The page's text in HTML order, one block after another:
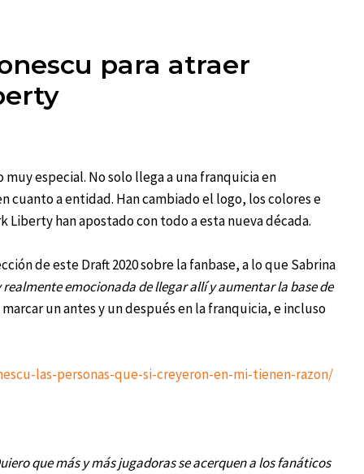
para atraer
especial. No solo llega a una franquicia en
a entidad. Han cambiado el logo, los colores e
Liberty han apostado con todo a esta nueva década.
de este Draft 2020 sobre la fanbase, a lo que Sabrina
emocionada de llegar allí y aumentar la base de
marcar un antes y un después en la franquicia, e incluso
las-personas-que-si-creyeron-en-mi-tienen-razon/
que más y más jugadoras se acerquen a los fanáticos